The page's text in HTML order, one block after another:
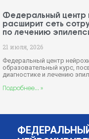
Федеральный центр
расширит сеть
по лечению
21 июля, 2026
Федеральный центр
образовательный курс,
диагностике и лечению
Подробнее... »